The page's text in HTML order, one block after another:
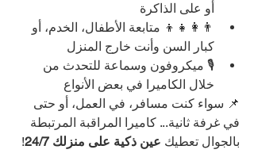
أو على الذاكرة
👨‍👩‍👧‍👦 متابعة الأطفال، الخدم، أو
كبار السن وأنت خارج المنزل
🎙️ ميكروفون وسماعة للتحدث من
خلال الكاميرا في بعض الأنواع
📌 سواء كنت مسافر، في العمل، أو حتى
في غرفة ثانية... كاميرا المراقبة المرتبطة
بالجوال تعطيك عين ذكية على منزلك 24/7 !